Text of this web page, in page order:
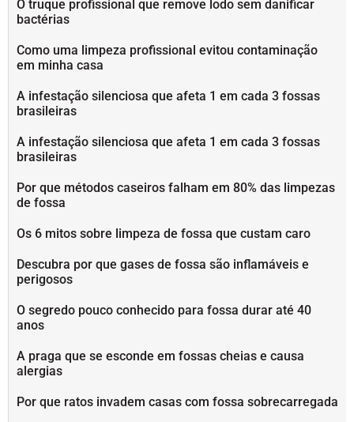
O truque profissional que remove lodo sem danificar
bactérias
Como uma limpeza profissional evitou contaminação
em minha casa
A infestação silenciosa que afeta 1 em cada 3 fossas
brasileiras
A infestação silenciosa que afeta 1 em cada 3 fossas
brasileiras
Por que métodos caseiros falham em 80% das limpezas
de fossa
Os 6 mitos sobre limpeza de fossa que custam caro
Descubra por que gases de fossa são inflamáveis e
perigosos
O segredo pouco conhecido para fossa durar até 40
anos
A praga que se esconde em fossas cheias e causa
alergias
Por que ratos invadem casas com fossa sobrecarregada